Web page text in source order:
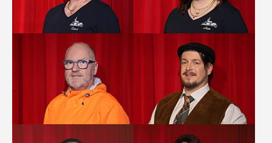
Show larger version Show larger version
Show larger version